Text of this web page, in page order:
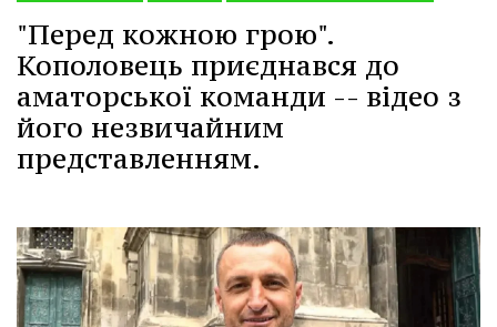
"Перед кожною грою".
Кополовець приєднався до
аматорської команди -- відео з
його незвичайним
представленням.